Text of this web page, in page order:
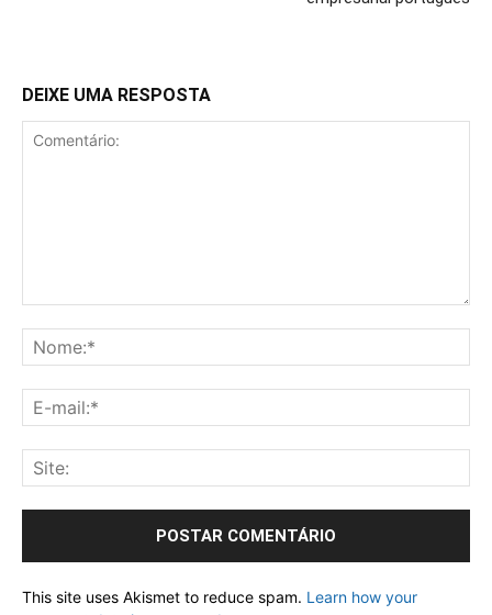
DEIXE UMA RESPOSTA
This site uses Akismet to reduce spam. Learn how your